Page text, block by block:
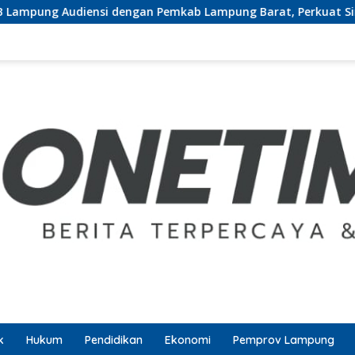
dengan Pemkab Lampung Barat, Perkuat Sinergi Tingkatkan
Hukum Pendidikan Ekonomi Pemprov Lampung